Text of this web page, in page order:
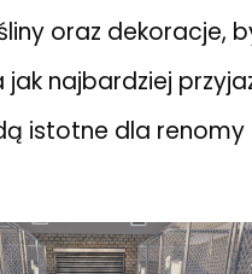
oraz dekoracje,
najbardziej
istotne dla renomy